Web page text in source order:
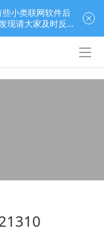
小类联网软件后
现请大家及时反
用下载社区！